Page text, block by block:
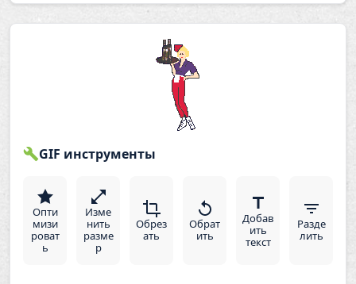
GIF инструменты
Опти
мизи
роват
ь
Изме
нить
разме
р
Обрез
ать
Обрат
ить
Добав
ить
текст
Разде
лить